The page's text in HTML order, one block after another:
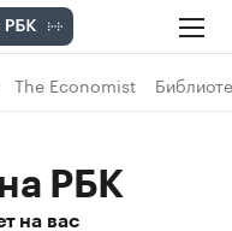
The Economist
РБК
на вас